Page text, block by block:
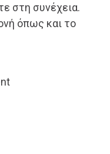
στη συνέχεια.
όπως και το